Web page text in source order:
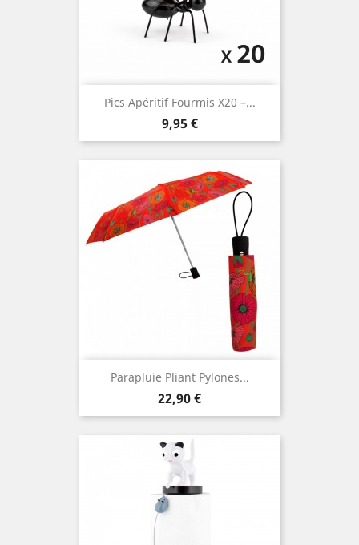
Pics Apéritif Fourmis X20 –...
Prix
9,95 €
Parapluie Pliant Pylones...
Prix
22,90 €